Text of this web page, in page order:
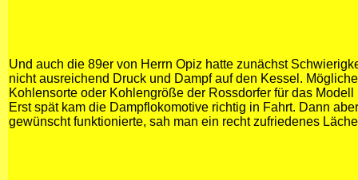
Und auch die 89er von Herrn Opiz hatte zunächst
nicht ausreichend Druck und Dampf auf den Kessel.
Kohlensorte oder Kohlengröße der Rossdorfer für das
Erst spät kam die Dampflokomotive richtig in Fahrt. Dann
gewünscht funktionierte, sah man ein recht zufriedenes